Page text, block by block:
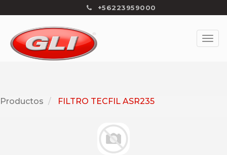
+56223959000
Productos FILTRO TECFIL ASR235